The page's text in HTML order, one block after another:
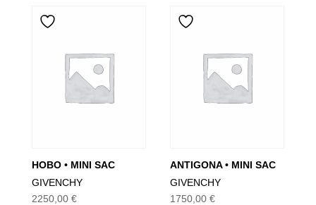
HOBO • MINI SAC
GIVENCHY
2250,00 €
ANTIGONA • MINI SAC
GIVENCHY
1750,00€